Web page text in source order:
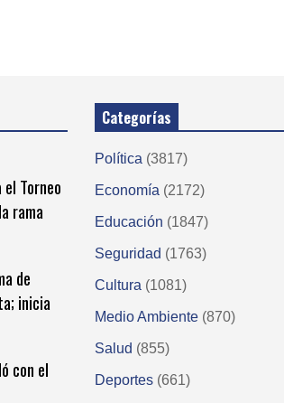
Torneo
rama
de
inicia
con el
Categorías
Política (3817)
Economía (2172)
Educación (1847)
Seguridad (1763)
Cultura (1081)
Medio Ambiente (870)
Salud (855)
Deportes (661)